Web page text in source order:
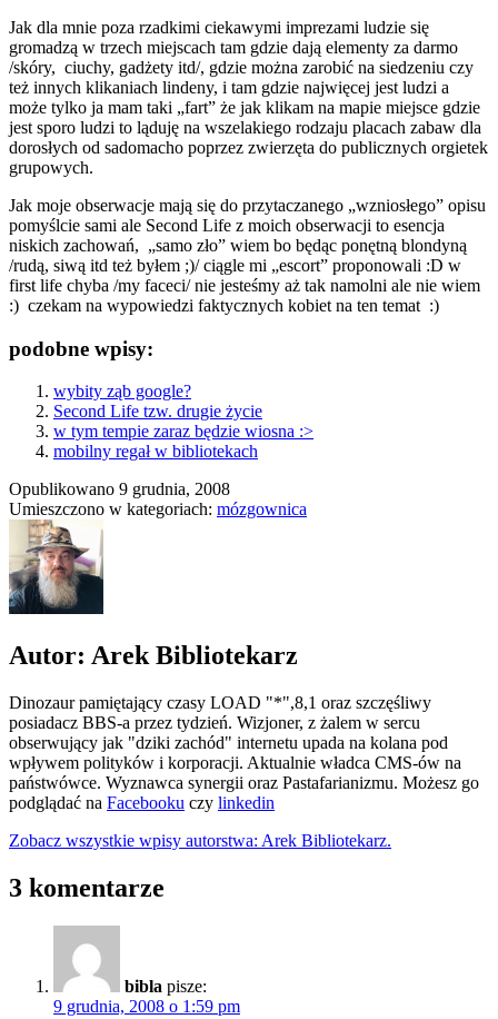
Jak dla mnie poza rzadkimi ciekawymi imprezami ludzie się
gromadzą w trzech miejscach tam gdzie dają elementy za darmo
/skóry, ciuchy, gadżety itd/, gdzie można zarobić na siedzeniu czy
też innych klikaniach lindeny, i tam gdzie najwięcej jest ludzi a
może tylko ja mam taki „fart” że jak klikam na mapie miejsce gdzie
jest sporo ludzi to ląduję na wszelakiego rodzaju placach zabaw dla
dorosłych od sadomacho poprzez zwierzęta do publicznych orgietek
grupowych.
Jak moje obserwacje mają się do przytaczanego „wzniosłego” opisu
pomyślcie sami ale Second Life z moich obserwacji to esencja
niskich zachowań, „samo zło” wiem bo będąc ponętną blondyną
/rudą, siwą itd też byłem ;)/ ciągle mi „escort” proponowali :D w
first life chyba /my faceci/ nie jesteśmy aż tak namolni ale nie wiem
:) czekam na wypowiedzi faktycznych kobiet na ten temat :)
podobne wpisy:
wybity ząb google?
Second Life tzw. drugie życie
w tym tempie zaraz będzie wiosna :>
mobilny regał w bibliotekach
Opublikowano 9 grudnia, 2008
Umieszczono w kategoriach: mózgownica
Autor: Arek Bibliotekarz
Dinozaur pamiętający czasy LOAD "*",8,1 oraz szczęśliwy
posiadacz BBS-a przez tydzień. Wizjoner, z żalem w sercu
obserwujący jak "dziki zachód" internetu upada na kolana pod
wpływem polityków i korporacji. Aktualnie władca CMS-ów na
państwówce. Wyznawca synergii oraz Pastafarianizmu. Możesz go
podglądać na Facebooku czy linkedin
Zobacz wszystkie wpisy autorstwa: Arek Bibliotekarz.
3 komentarze
bibla pisze:
9 grudnia, 2008 o 1:59 pm